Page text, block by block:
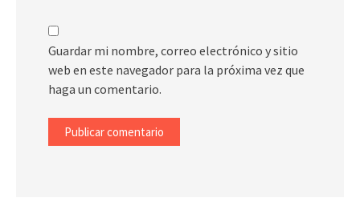
Guardar mi nombre, correo electrónico y sitio
web en este navegador para la próxima vez que
haga un comentario.